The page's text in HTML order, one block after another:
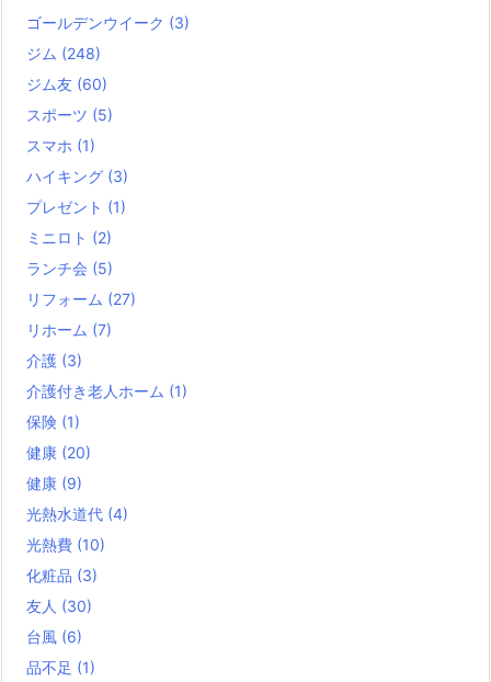
ゴールデンウイーク (3)
ジム (248)
ジム友 (60)
スポーツ (5)
スマホ (1)
ハイキング (3)
プレゼント (1)
ミニロト (2)
ランチ会 (5)
リフォーム (27)
リホーム (7)
介護 (3)
介護付き老人ホーム (1)
保険 (1)
健康 (20)
健康 (9)
光熱水道代 (4)
光熱費 (10)
化粧品 (3)
友人 (30)
台風 (6)
品不足 (1)